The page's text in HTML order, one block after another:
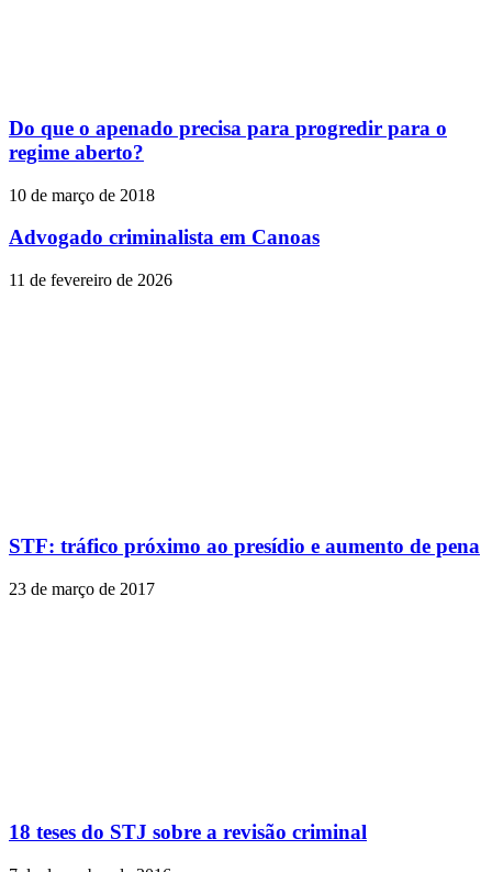
Do que o apenado precisa para progredir para o
regime aberto?
10 de março de 2018
Advogado criminalista em Canoas
11 de fevereiro de 2026
STF: tráfico próximo ao presídio e aumento de pena
23 de março de 2017
18 teses do STJ sobre a revisão criminal